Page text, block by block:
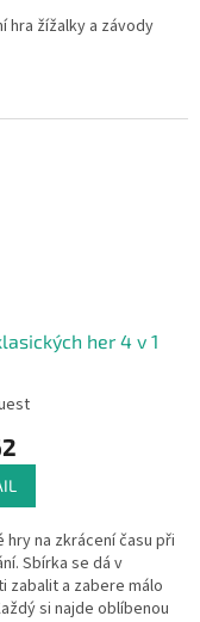
hra žížalky a závody
her 4 v 1
hry na zkrácení času při
Sbírka se dá v
zabalit a zabere málo
si najde oblíbenou